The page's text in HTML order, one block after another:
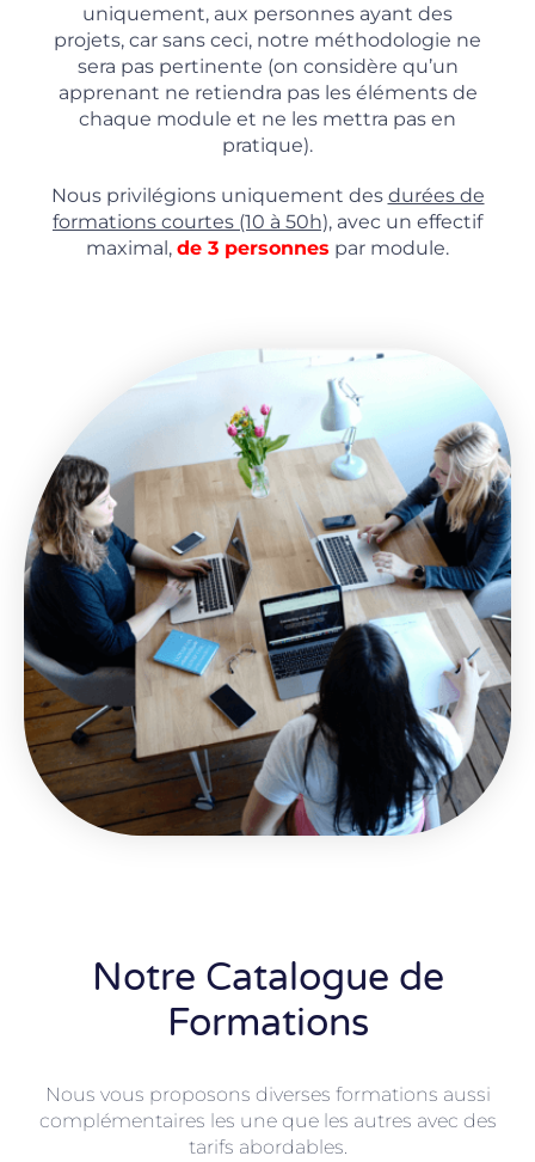
uniquement, aux personnes ayant des
projets, car sans ceci, notre méthodologie ne
sera pas pertinente (on considère qu’un
apprenant ne retiendra pas les éléments de
chaque module et ne les mettra pas en
pratique).
Nous privilégions uniquement des durées de
formations courtes (10 à 50h), avec un effectif
maximal, de 3 personnes par module.
Notre Catalogue de
Formations
Nous vous proposons diverses formations aussi
complémentaires les une que les autres avec des
tarifs abordables.